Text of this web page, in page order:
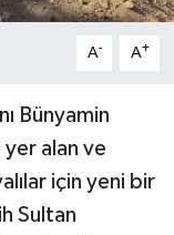
A- A+
Bünyamin
alan ve
için yeni bir
Sultan